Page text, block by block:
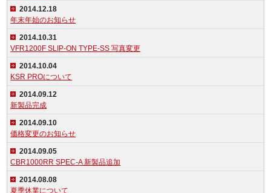
2014.12.18
年末年始のお知らせ
2014.10.31
VFR1200F SLIP-ON TYPE-SS 写真変更
2014.10.04
KSR PROについて
2014.09.12
新製品完成
2014.09.10
価格変更のお知らせ
2014.09.05
CBR1000RR SPEC-A 新製品追加
2014.08.08
夏季休業について